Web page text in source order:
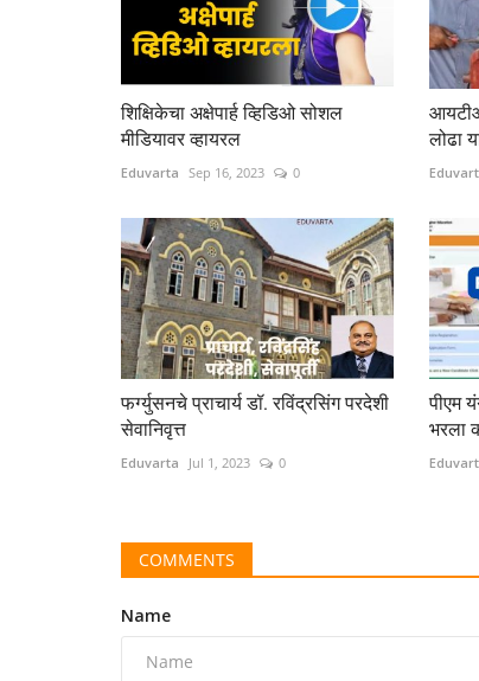
शिक्षिकेचा अक्षेपार्ह व्हिडिओ सोशल
मीडियावर व्हायरल
Eduvarta Sep 16, 2023 0
लोढा
फर्ग्युसनचे प्राचार्य डॉ. रविंद्रसिंग परदेशी
सेवानिवृत्त
Eduvarta Jul 1, 2023 0
पीएम
भरला
COMMENTS
Name